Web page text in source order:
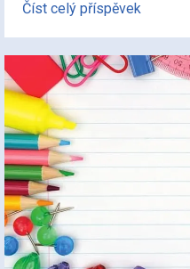
Číst celý příspěvek